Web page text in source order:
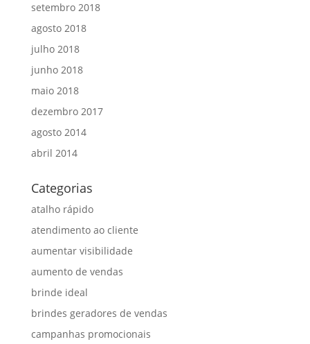
setembro 2018
agosto 2018
julho 2018
junho 2018
maio 2018
dezembro 2017
agosto 2014
abril 2014
Categorias
atalho rápido
atendimento ao cliente
aumentar visibilidade
aumento de vendas
brinde ideal
brindes geradores de vendas
campanhas promocionais